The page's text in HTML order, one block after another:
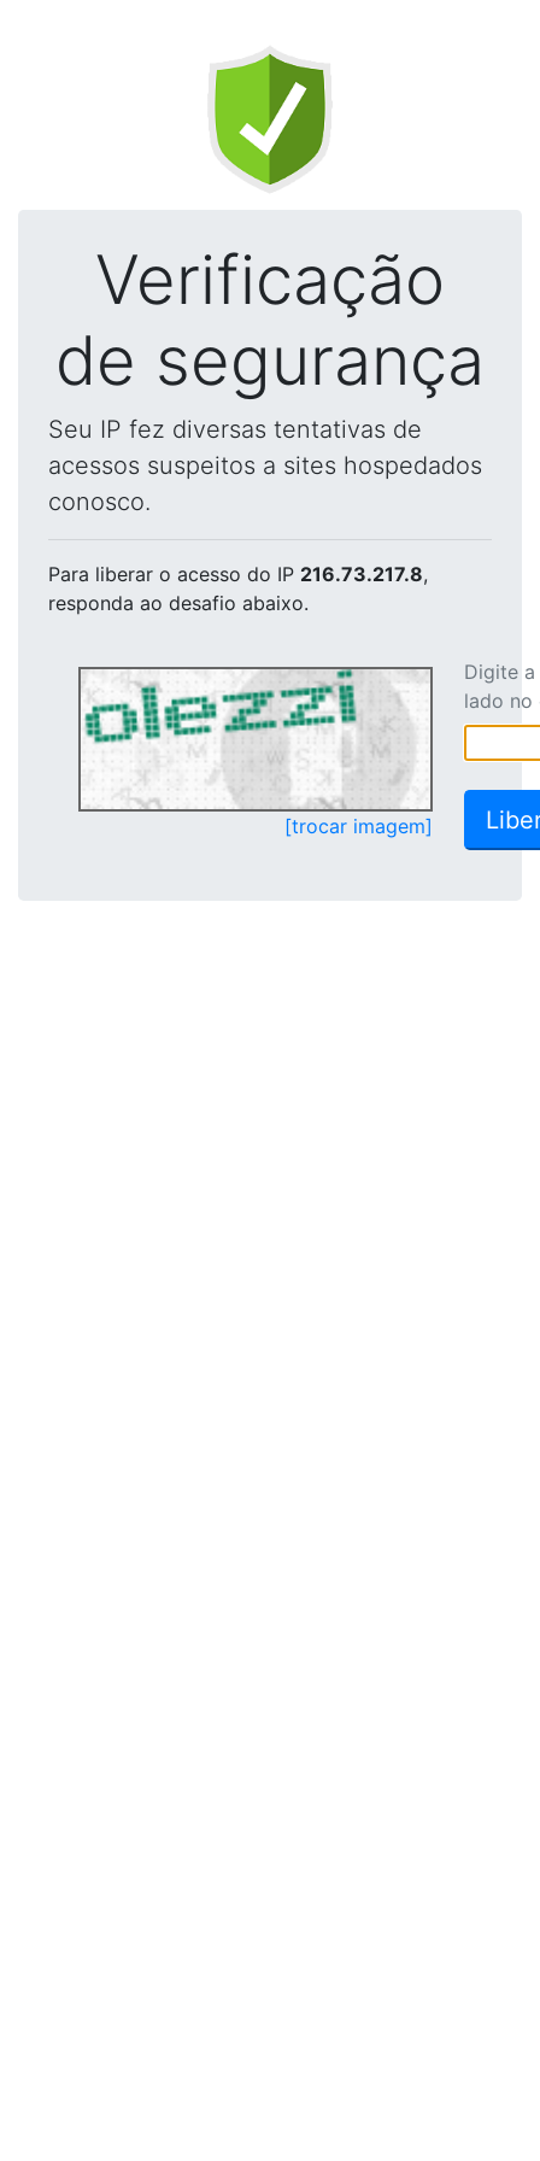
Verificação
de segurança
Seu IP fez diversas tentativas de
acessos suspeitos a sites hospedados
conosco.
Para liberar o acesso do IP 216.73.217.8,
responda ao desafio abaixo.
[trocar imagem]
Digite
lado no